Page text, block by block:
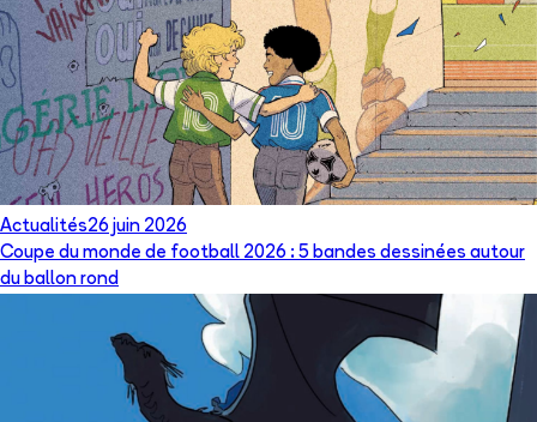
Actualités26 juin 2026
Coupe du monde de football 2026 : 5 bandes dessinées autour
du ballon rond